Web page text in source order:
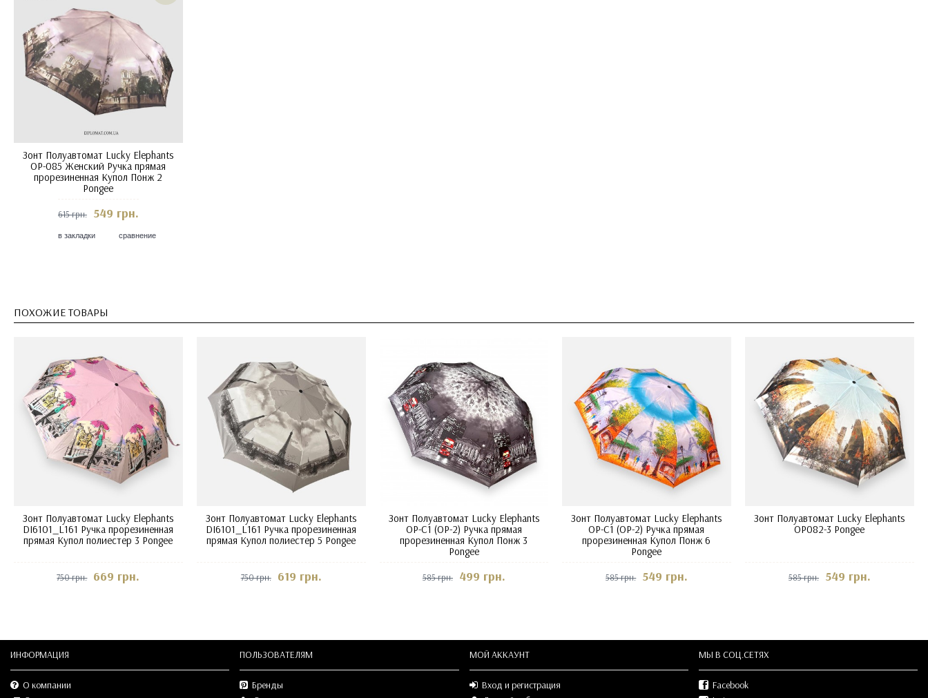
Зонт Полуавтомат Lucky Elephants
OP-085 Женский Ручка прямая
прорезиненная Купол Понж 2
Pongee
615 грн. 549 грн.
в закладки сравнение
ПОХОЖИЕ ТОВАРЫ
Зонт Полуавтомат Lucky Elephants
DI6101_L161 Ручка прорезиненная
прямая Купол полиестер 3 Pongee
750 грн. 669 грн.
Зонт Полуавтомат Lucky Elephants
DI6101_L161 Ручка прорезиненная
прямая Купол полиестер 5 Pongee
750 грн. 619 грн.
Зонт Полуавтомат Lucky Elephants
OP-C1 (OP-2) Ручка прямая
прорезиненная Купол Понж 3
Pongee
585 грн. 499 грн.
Зонт Полуавтомат Lucky Elephants
OP-C1 (OP-2) Ручка прямая
прорезиненная Купол Понж 6
Pongee
585 грн. 549 грн.
Зонт Полуавтомат Lucky Elephants
OP082-3 Pongee
585 грн. 549 грн.
ИНФОРМАЦИЯ
О компании
ПОЛЬЗОВАТЕЛЯМ
Бренды
МОЙ АККАУНТ
Вход и регистрация
МЫ В СOЦ.СЕТЯХ
Facebook